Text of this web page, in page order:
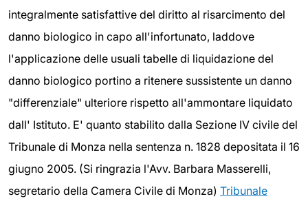
integralmente satisfattive del diritto al risarcimento del
danno biologico in capo all'infortunato, laddove
l'applicazione delle usuali tabelle di liquidazione del
danno biologico portino a ritenere sussistente un danno
"differenziale" ulteriore rispetto all'ammontare liquidato
dall' Istituto. E' quanto stabilito dalla Sezione IV civile del
Tribunale di Monza nella sentenza n. 1828 depositata il 16
giugno 2005. (Si ringrazia l'Avv. Barbara Masserelli,
segretario della Camera Civile di Monza) Tribunale